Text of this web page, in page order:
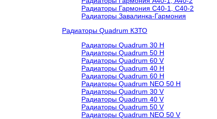
Радиаторы Гармония С40-1, С40-2
Радиаторы Завалинка-Гармония
Радиаторы Quadrum КЗТО
Радиаторы Quadrum 30 H
Радиаторы Quadrum 50 H
Радиаторы Quadrum 60 V
Радиаторы Quadrum 40 H
Радиаторы Quadrum 60 H
Радиаторы Quadrum NEO 50 H
Радиаторы Quadrum 30 V
Радиаторы Quadrum 40 V
Радиаторы Quadrum 50 V
Радиаторы Quadrum NEO 50 V